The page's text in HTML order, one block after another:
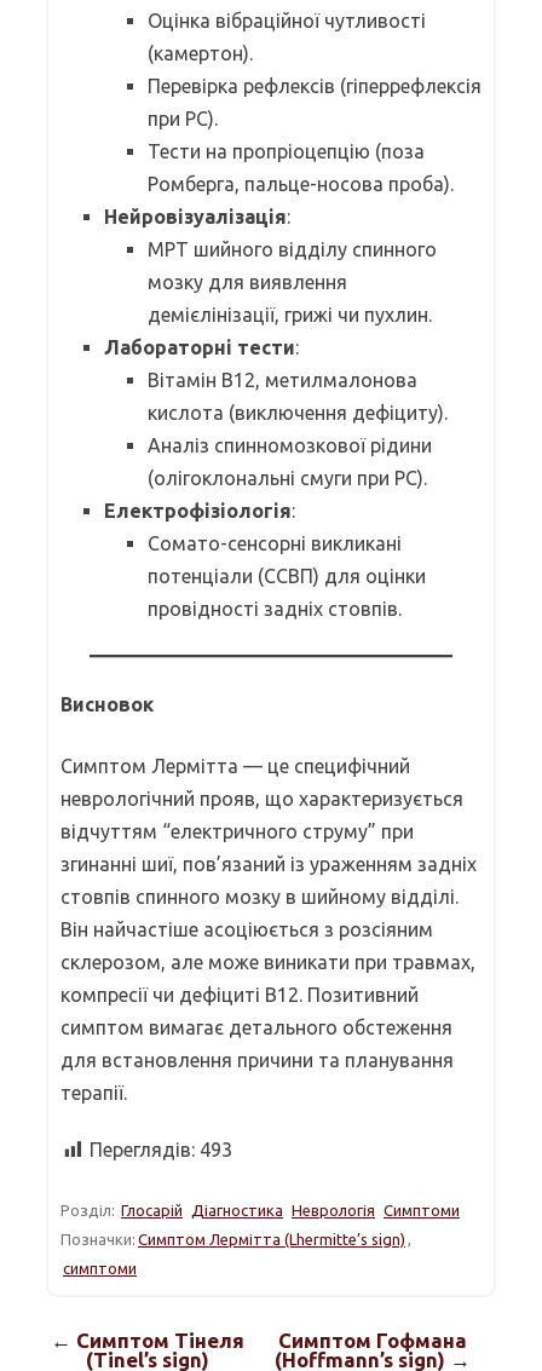
Оцінка вібраційної чутливості
(камертон).
Перевірка рефлексів (гіперрефлексія
при РС).
Тести на пропріоцепцію (поза
Ромберга, пальце-носова проба).
Нейровізуалізація:
МРТ шийного відділу спинного
мозку для виявлення
демієлінізації, грижі чи пухлин.
Лабораторні тести:
Вітамін B12, метилмалонова
кислота (виключення дефіциту).
Аналіз спинномозкової рідини
(олігоклональні смуги при РС).
Електрофізіологія:
Сомато-сенсорні викликані
потенціали (ССВП) для оцінки
провідності задніх стовпів.
Висновок
Симптом Лермітта — це специфічний
неврологічний прояв, що характеризується
відчуттям “електричного струму” при
згинанні шиї, пов’язаний із ураженням задніх
стовпів спинного мозку в шийному відділі.
Він найчастіше асоціюється з розсіяним
склерозом, але може виникати при травмах,
компресії чи дефіциті B12. Позитивний
симптом вимагає детального обстеження
для встановлення причини та планування
терапії.
Переглядів: 493
Розділ: Глосарій Діагностика Неврологія Симптоми
Позначки: Симптом Лермітта (Lhermitte’s sign) ,
симптоми
← Симптом Тінеля
(Tinel’s sign)
Симптом Гофмана
(Hoffmann’s sign) →